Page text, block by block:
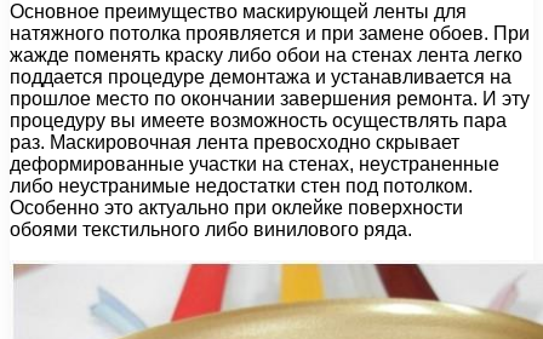
Основное преимущество маскирующей ленты для
натяжного потолка проявляется и при замене обоев. При
жажде поменять краску либо обои на стенах лента легко
поддается процедуре демонтажа и устанавливается на
прошлое место по окончании завершения ремонта. И эту
процедуру вы имеете возможность осуществлять пара
раз. Маскировочная лента превосходно скрывает
деформированные участки на стенах, неустраненные
либо неустранимые недостатки стен под потолком.
Особенно это актуально при оклейке поверхности
обоями текстильного либо винилового ряда.